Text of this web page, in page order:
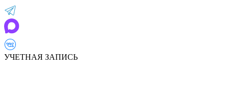
УЧЕТНАЯ ЗАПИСЬ